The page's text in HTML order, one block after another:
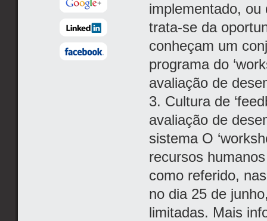
implementado,
trata-se da
conheçam um
programa do
avaliação de
3. Cultura de
avaliação de
sistema O
recursos
como referido,
no dia 25 de
limitadas. Mais